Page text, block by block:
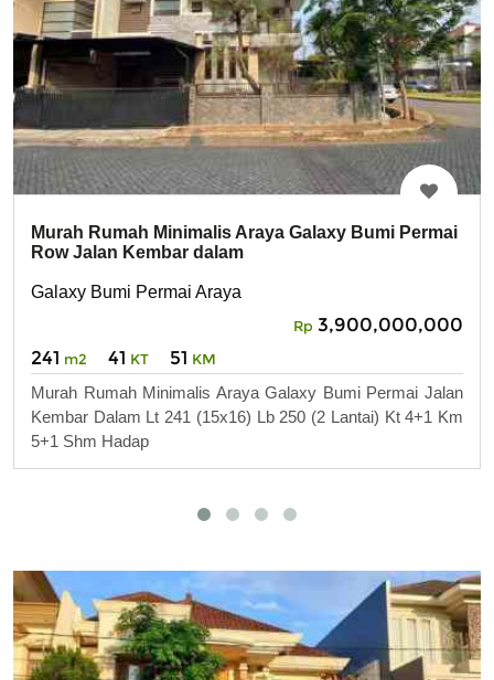
Murah Rumah Minimalis Araya Galaxy Bumi Permai
Row Jalan Kembar dalam
Galaxy Bumi Permai Araya
Rp 3,900,000,000
241 m2 41 KT 51 KM
Murah Rumah Minimalis Araya Galaxy Bumi Permai Jalan
Kembar Dalam Lt 241 (15x16) Lb 250 (2 Lantai) Kt 4+1 Km
5+1 Shm Hadap